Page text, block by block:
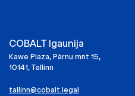
COBALT Igaunija
Kawe Plaza, Pärnu mnt 15,
10141, Tallinn
tallinn@cobalt.legal